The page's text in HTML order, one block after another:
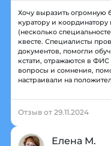
Хочу выразить огромную
куратору и
(несколько
квесте. Специалисты
документов, помогли
кстати, отражаются в
вопросы и сомнения,
настраивали на
Отзыв от 29.11.2024
Елена М.